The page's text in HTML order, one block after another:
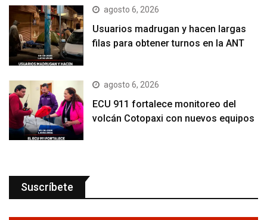
agosto 6, 2026
Usuarios madrugan y hacen largas
filas para obtener turnos en la ANT
agosto 6, 2026
ECU 911 fortalece monitoreo del
volcán Cotopaxi con nuevos equipos
Suscríbete